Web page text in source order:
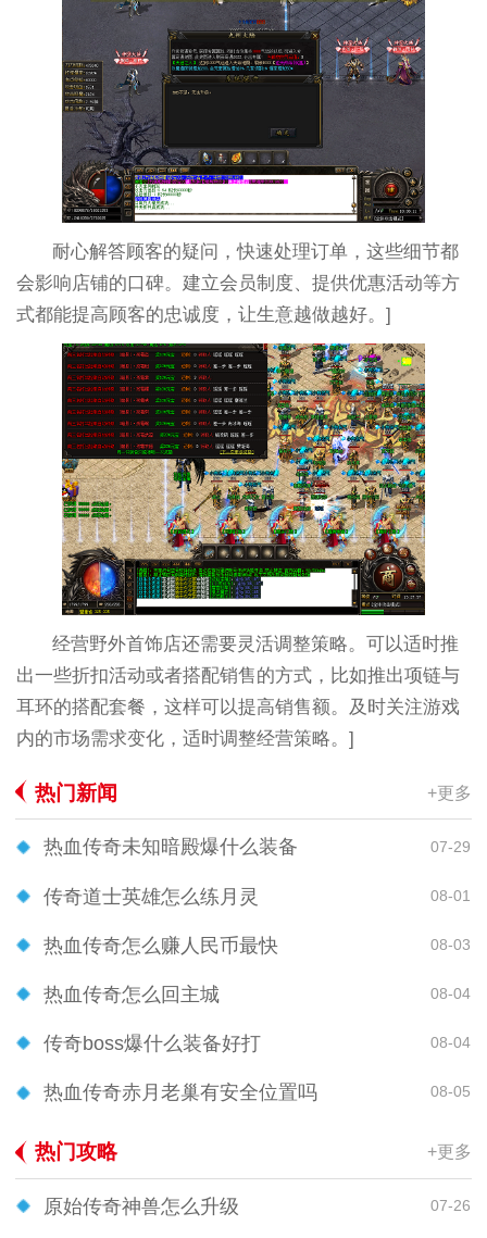
耐心解答顾客的疑问，快速处理订单，这些细节都
会影响店铺的口碑。建立会员制度、提供优惠活动等方
式都能提高顾客的忠诚度，让生意越做越好。]
经营野外首饰店还需要灵活调整策略。可以适时推
出一些折扣活动或者搭配销售的方式，比如推出项链与
耳环的搭配套餐，这样可以提高销售额。及时关注游戏
内的市场需求变化，适时调整经营策略。]
热门新闻 +更多
热血传奇未知暗殿爆什么装备 07-29
传奇道士英雄怎么练月灵 08-01
热血传奇怎么赚人民币最快 08-03
热血传奇怎么回主城 08-04
传奇boss爆什么装备好打 08-04
热血传奇赤月老巢有安全位置吗 08-05
热门攻略 +更多
原始传奇神兽怎么升级 07-26